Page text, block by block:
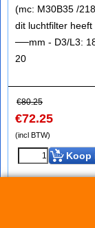
(mc: M30B35 /
dit luchtfilter
──mm - D3/L3:
20
€80.25
€72.25
(incl BTW)
Koop